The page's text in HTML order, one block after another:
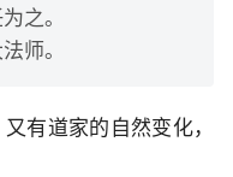
之。
师。
有道家的自然变化，